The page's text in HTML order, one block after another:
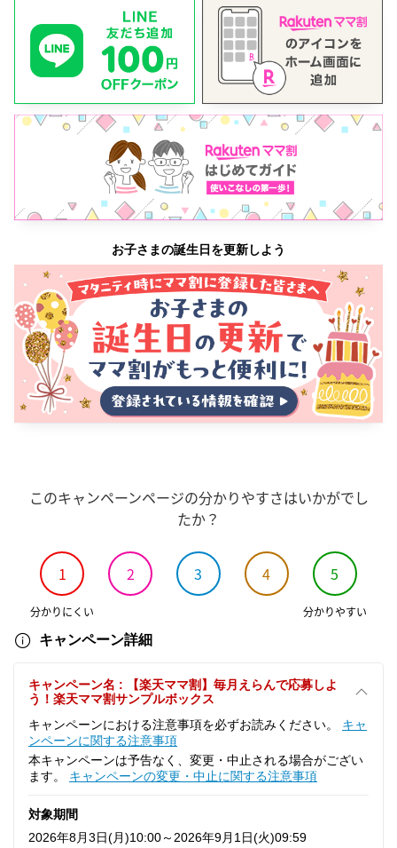
お子さまの誕生日を更新しよう
このキャンペーンページの分かりやすさはいかがでし
たか？
1 2 3 4 5
分かりにくい
分かりやすい
キャンペーン詳細
キャンペーン名 : 【楽天ママ割】毎月えらんで応募しよ
う！楽天ママ割サンプルボックス
キャンペーンにおける注意事項を必ずお読みください。 キャ
ンペーンに関する注意事項
本キャンペーンは予告なく、変更・中止される場合がござい
ます。 キャンペーンの変更・中止に関する注意事項
対象期間
2026年8月3日(月)10:00～2026年9月1日(火)09:59